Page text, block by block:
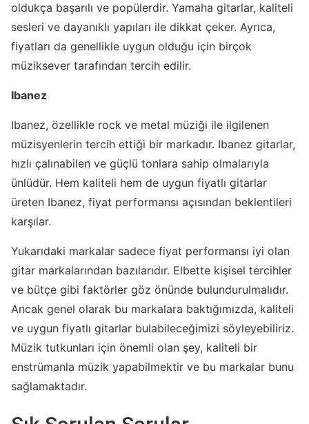
oldukça başarılı ve popülerdir. Yamaha gitarlar, kaliteli
sesleri ve dayanıklı yapıları ile dikkat çeker. Ayrıca,
fiyatları da genellikle uygun olduğu için birçok
müziksever tarafından tercih edilir.
Ibanez
Ibanez, özellikle rock ve metal müziği ile ilgilenen
müzisyenlerin tercih ettiği bir markadır. Ibanez gitarlar,
hızlı çalınabilen ve güçlü tonlara sahip olmalarıyla
ünlüdür. Hem kaliteli hem de uygun fiyatlı gitarlar
üreten Ibanez, fiyat performansı açısından beklentileri
karşılar.
Yukarıdaki markalar sadece fiyat performansı iyi olan
gitar markalarından bazılarıdır. Elbette kişisel tercihler
ve bütçe gibi faktörler göz önünde bulundurulmalıdır.
Ancak genel olarak bu markalara baktığımızda, kaliteli
ve uygun fiyatlı gitarlar bulabileceğimizi söyleyebiliriz.
Müzik tutkunları için önemli olan şey, kaliteli bir
enstrümanla müzik yapabilmektir ve bu markalar bunu
sağlamaktadır.